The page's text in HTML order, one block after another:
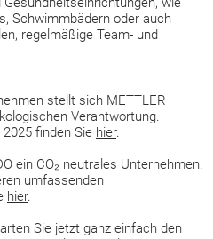
Schwimmbädern oder auch
regelmäßige Team- und
stellt sich METTLER
Verantwortung.
finden Sie hier.
ein CO₂ neutrales Unternehmen.
umfassenden
hier.
Sie jetzt ganz einfach den